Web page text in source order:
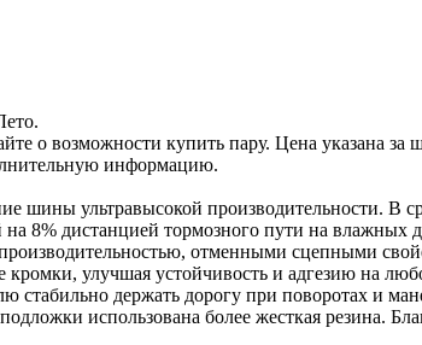
о возможности купить пару. Цена указана за
информацию.
шины ультравысокой производительности. В
8% дистанцией тормозного пути на
отменными сцепными
кромки, улучшая устойчивость и адгезию на
держать дорогу при поворотах и
использована более жесткая резина.